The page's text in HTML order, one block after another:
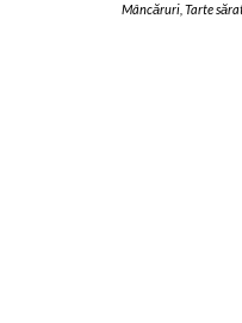
Mâncăruri Tarte